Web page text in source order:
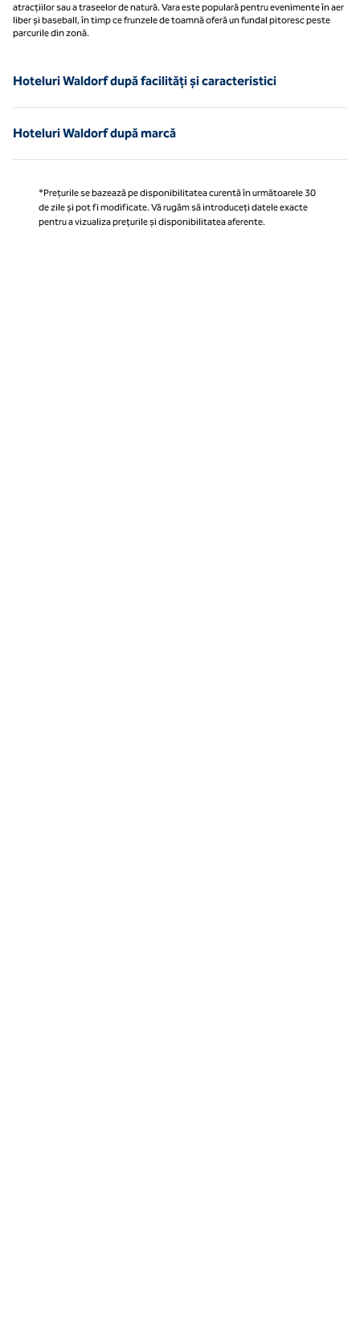
atracțiilor sau a traseelor de natură. Vara este populară pentru evenimente în aer
liber și baseball, în timp ce frunzele de toamnă oferă un fundal pitoresc peste
parcurile din zonă.
Hoteluri Waldorf după facilități și caracteristici
Hoteluri Waldorf după marcă
*Prețurile se bazează pe disponibilitatea curentă în următoarele 30
de zile și pot fi modificate. Vă rugăm să introduceți datele exacte
pentru a vizualiza prețurile și disponibilitatea aferente.